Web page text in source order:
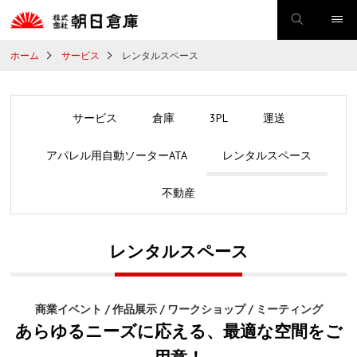
ホーム サービス レンタルスペース
サービス 倉庫 3PL 運送
アパレル用自動ソーターATA レンタルスペース
不動産
レンタルスペース
商業イベント / 作品展示 / ワークショップ / ミーティング
あらゆるニーズに応える、最適な空間をご